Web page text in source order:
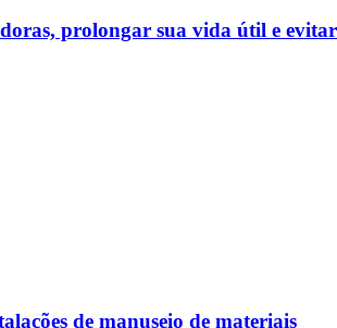
prolongar sua vida útil e
de manuseio de materiais